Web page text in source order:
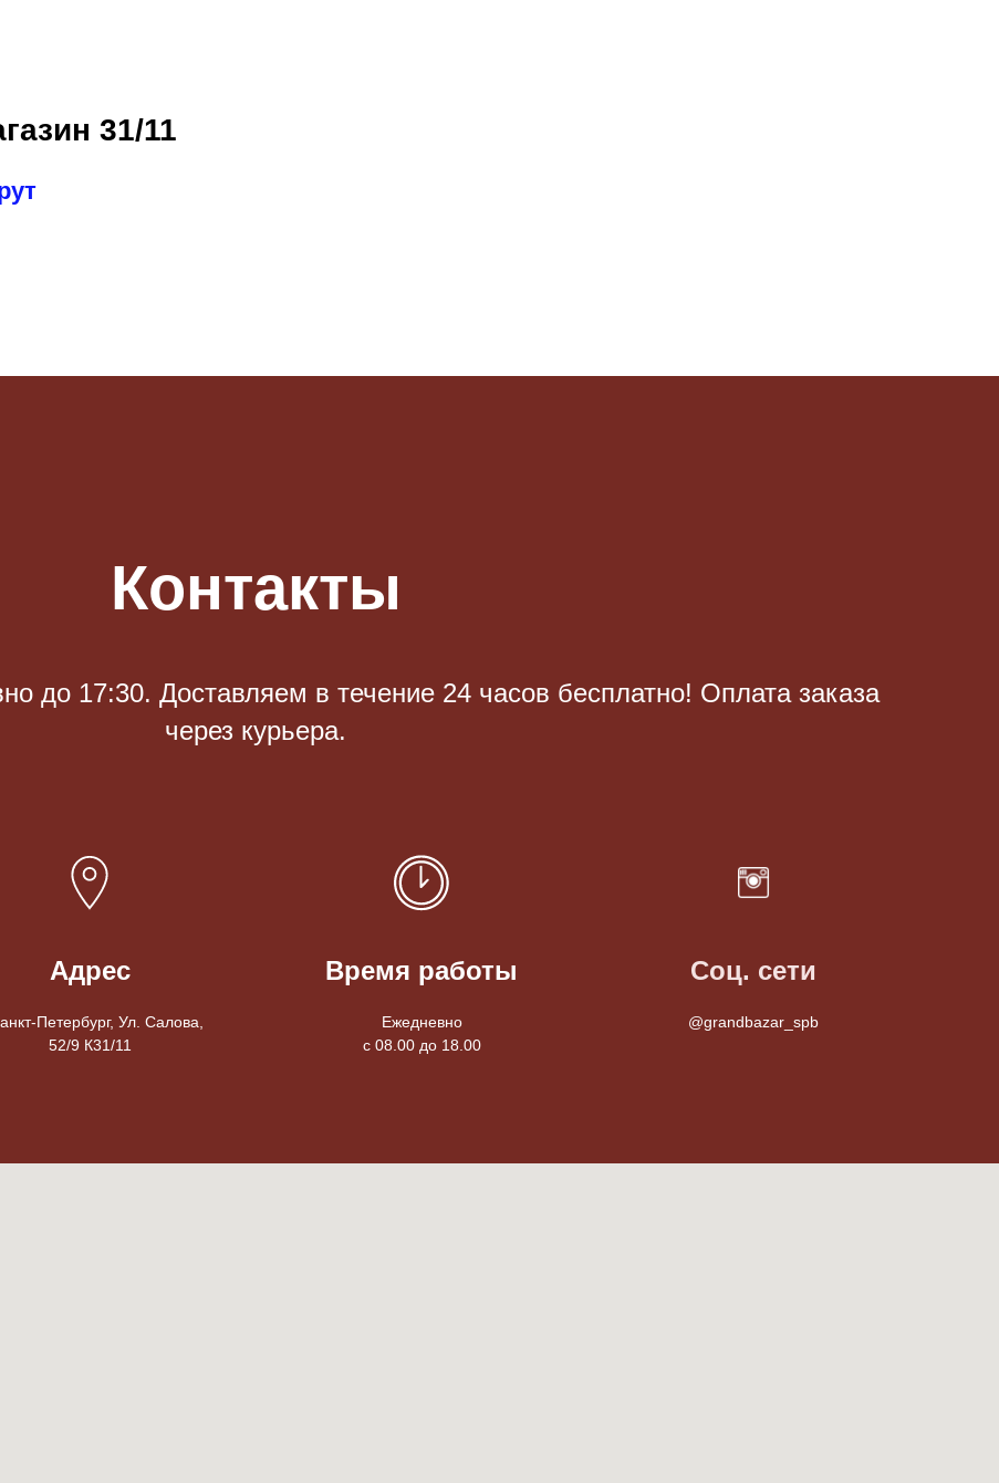
31/11
Контакты
до 17:30. Доставляем в течение 24 часов бесплатно! Оплата заказа
через курьера.
Адрес
Петербург, Ул. Салова,
52/9 К31/11
Время работы
Ежедневно
с 08.00 до 18.00
Соц. сети
@grandbazar_spb